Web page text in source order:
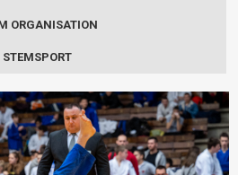
ORGANISATION
STEMSPORT